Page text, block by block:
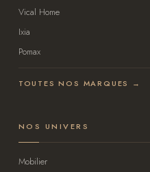
Vical Home
Ixia
Pomax
TOUTES NOS MARQUES →
NOS UNIVERS
Mobilier